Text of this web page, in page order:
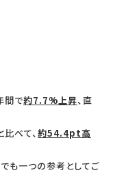
間で約7.7%上昇、直
べて、約54.4pt高
も一つの参考としてご